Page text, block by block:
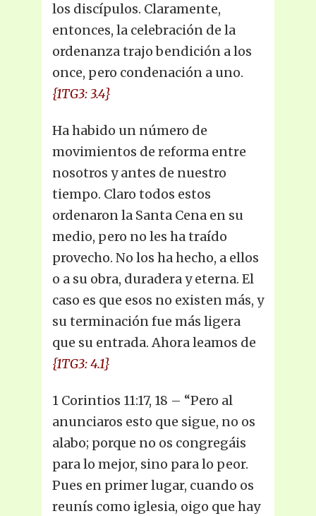
los discípulos. Claramente,
entonces, la celebración de la
ordenanza trajo bendición a los
once, pero condenación a uno.
{1TG3: 3.4}
Ha habido un número de
movimientos de reforma entre
nosotros y antes de nuestro
tiempo. Claro todos estos
ordenaron la Santa Cena en su
medio, pero no les ha traído
provecho. No los ha hecho, a ellos
o a su obra, duradera y eterna. El
caso es que esos no existen más, y
su terminación fue más ligera
que su entrada. Ahora leamos de
{1TG3: 4.1}
1 Corintios 11:17, 18 – “Pero al
anunciaros esto que sigue, no os
alabo; porque no os congregáis
para lo mejor, sino para lo peor.
Pues en primer lugar, cuando os
reunís como iglesia, oigo que hay